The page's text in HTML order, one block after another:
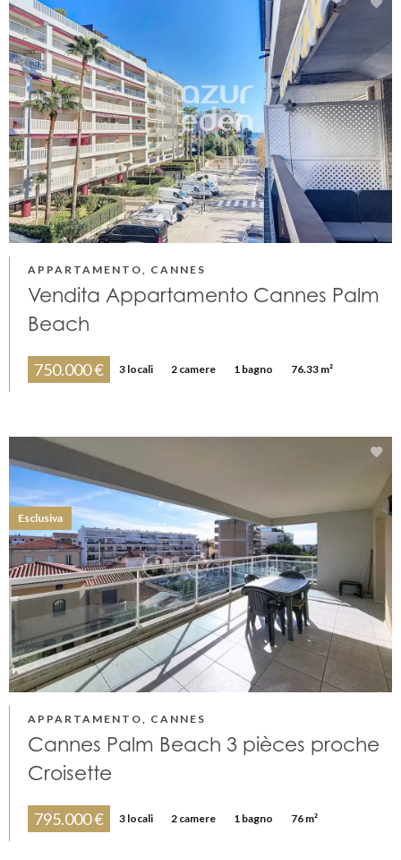
APPARTAMENTO, CANNES
Vendita Appartamento Cannes Palm
Beach
750.000 € 3 locali 2 camere 1 bagno 76.33 m²
APPARTAMENTO, CANNES
Cannes Palm Beach 3 pièces proche
Croisette
795.000 € 3 locali 2 camere 1 bagno 76 m²
Esclusiva